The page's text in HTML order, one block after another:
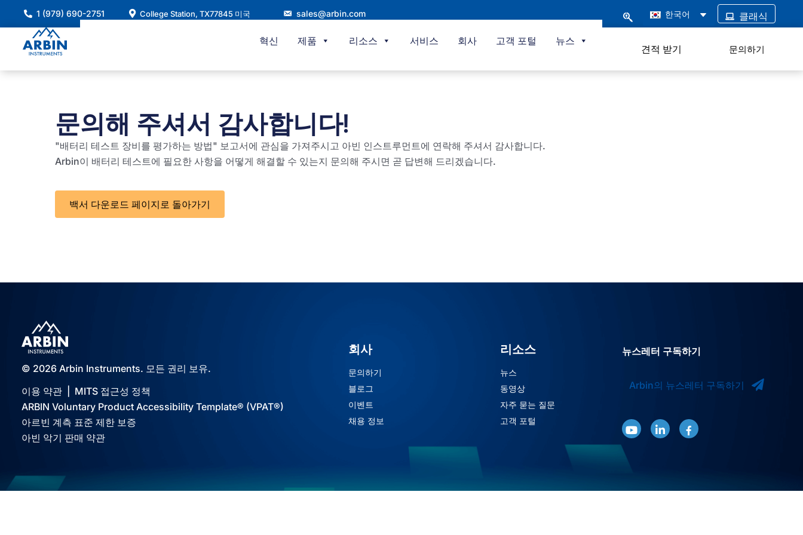
건
1 (979) 690-2751 College Station, TX77845 미국 sales@arbin.com 한국어 클래식
혁신 제품 리소스 서비스 회사 고객 포털 뉴스
견적 받기 문의하기
문의해 주셔서 감사합니다!
"배터리 테스트 장비를 평가하는 방법" 보고서에 관심을 가져주시고 아빈 인스트루먼트에 연락해 주셔서 감사합니다.
Arbin이 배터리 테스트에 필요한 사항을 어떻게 해결할 수 있는지 문의해 주시면 곧 답변해 드리겠습니다.
백서 다운로드 페이지로 돌아가기
© 2026 Arbin Instruments. 모든 권리 보유.
이용 약관
MITS 접근성 정책
ARBIN Voluntary Product Accessibility Template® (VPAT®)
아르빈 계측 표준 제한 보증
아빈 악기 판매 약관
회사
문의하기
블로그
이벤트
채용 정보
리소스
뉴스
동영상
자주 묻는 질문
고객 포털
뉴스레터 구독하기
Arbin의 뉴스레터 구독하기